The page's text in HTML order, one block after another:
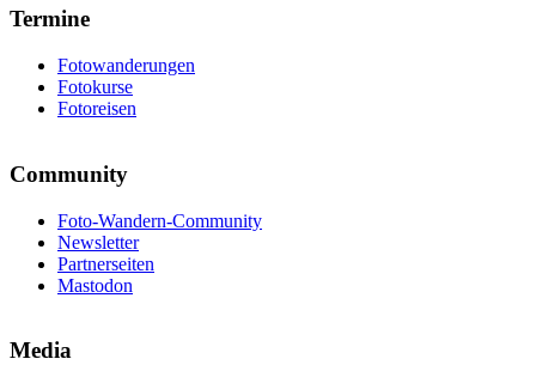
Termine
Fotowanderungen
Fotokurse
Fotoreisen
Community
Foto-Wandern-Community
Newsletter
Partnerseiten
Mastodon
Media